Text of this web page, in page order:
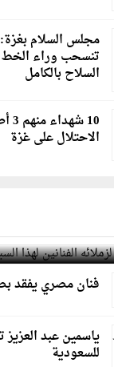
مجلس السلام
تنسحب وراء الخط
السلاح بالكامل
الاحتلال على غزة
الفنانين
فنان مصري يفقد
ياسمين عبد
للسعودية